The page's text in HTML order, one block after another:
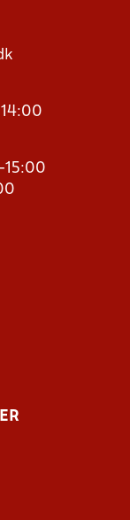
15:00